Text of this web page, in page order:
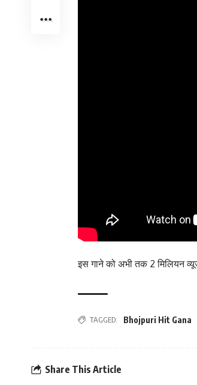
इस गाने को अभी तक 2 मिलियन
TAGGED: Bhojpuri Hit Gana
Share This Article